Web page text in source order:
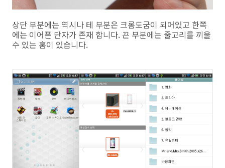
상단 부분에는 역시나 테 부분은 크롬도굼이 되어있고 한쪽
에는 이어폰 단자가 존재 합니다. 끈 부분에는 줄고리를 끼울
수 있는 홈이 있습니다.